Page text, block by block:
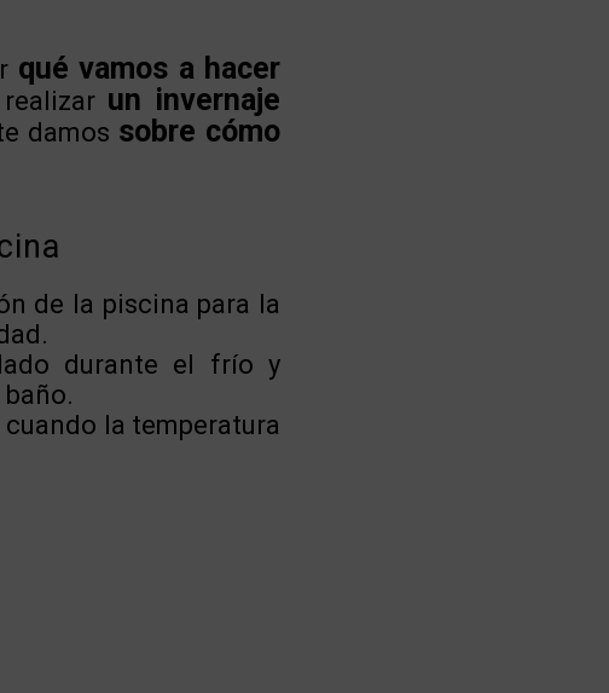
qué vamos a hacer
un invernaje
damos sobre cómo
de la piscina para la
durante el frío y
la temperatura